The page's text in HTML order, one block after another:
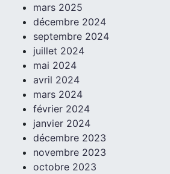
mars 2025
décembre 2024
septembre 2024
juillet 2024
mai 2024
avril 2024
mars 2024
février 2024
janvier 2024
décembre 2023
novembre 2023
octobre 2023